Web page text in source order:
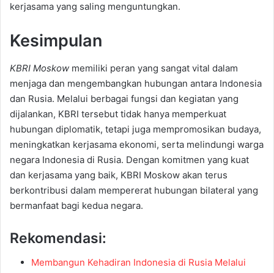
kerjasama yang saling menguntungkan.
Kesimpulan
KBRI Moskow memiliki peran yang sangat vital dalam
menjaga dan mengembangkan hubungan antara Indonesia
dan Rusia. Melalui berbagai fungsi dan kegiatan yang
dijalankan, KBRI tersebut tidak hanya memperkuat
hubungan diplomatik, tetapi juga mempromosikan budaya,
meningkatkan kerjasama ekonomi, serta melindungi warga
negara Indonesia di Rusia. Dengan komitmen yang kuat
dan kerjasama yang baik, KBRI Moskow akan terus
berkontribusi dalam mempererat hubungan bilateral yang
bermanfaat bagi kedua negara.
Rekomendasi:
Membangun Kehadiran Indonesia di Rusia Melalui